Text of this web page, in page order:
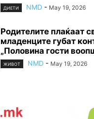
ДИЕТИ NMD - May 19, 2026
Родителите плаќаат
младенците губат
„Половина гости
ЖИВОТ NMD - May 19, 2026